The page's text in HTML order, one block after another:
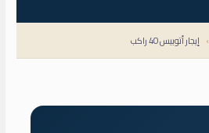
› إيجار أتوبيس 40 راكب